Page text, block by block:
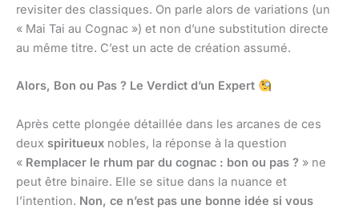
revisiter des classiques. On parle alors de variations (un
« Mai Tai au Cognac ») et non d’une substitution directe
au même titre. C’est un acte de création assumé.
Alors, Bon ou Pas ? Le Verdict d’un Expert
Après cette plongée détaillée dans les arcanes de ces
deux spiritueux nobles, la réponse à la question
« Remplacer le rhum par du cognac : bon ou pas ? » ne
peut être binaire. Elle se situe dans la nuance et
l’intention. Non, ce n’est pas une bonne idée si vous